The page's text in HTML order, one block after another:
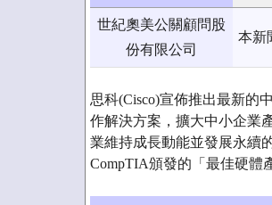
世紀奧美公關顧問股
份有限公司
本新
思科(Cisco)宣佈推出最新的
作解決方案，擴大中小企業
業維持成長動能並發展永續
CompTIA頒發的「最佳硬體